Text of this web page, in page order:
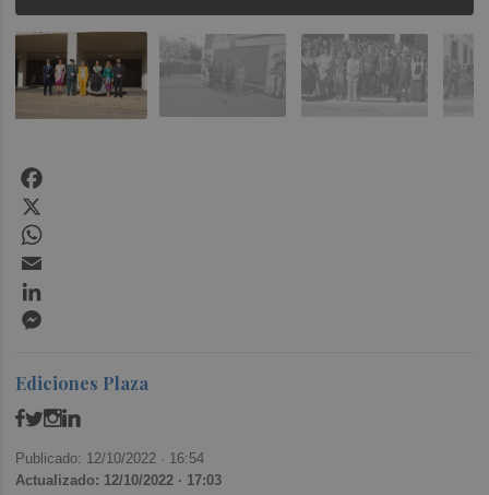
Ediciones Plaza
Publicado: 12/10/2022 · 16:54
Actualizado: 12/10/2022 · 17:03